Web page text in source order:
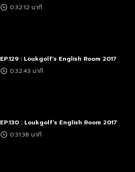
0:32:12 นาที
EP.129 : Loukgolf's English Room 2017
0:32:43 นาที
EP.130 : Loukgolf's English Room 2017
0:31:38 นาที